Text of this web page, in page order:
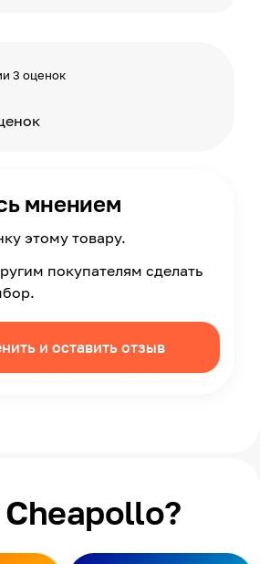
3 оценок
мнением
этому товару.
покупателям сделать
и оставить отзыв